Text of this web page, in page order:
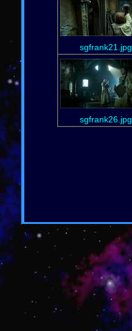
sgfrank21.jpg
sgfrank26.jpg